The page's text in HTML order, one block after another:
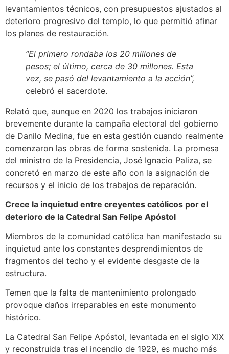
levantamientos técnicos, con presupuestos ajustados al
deterioro progresivo del templo, lo que permitió afinar
los planes de restauración.
“El primero rondaba los 20 millones de
pesos; el último, cerca de 30 millones. Esta
vez, se pasó del levantamiento a la acción”,
celebró el sacerdote.
Relató que, aunque en 2020 los trabajos iniciaron
brevemente durante la campaña electoral del gobierno
de Danilo Medina, fue en esta gestión cuando realmente
comenzaron las obras de forma sostenida. La promesa
del ministro de la Presidencia, José Ignacio Paliza, se
concretó en marzo de este año con la asignación de
recursos y el inicio de los trabajos de reparación.
Crece la inquietud entre creyentes católicos por el
deterioro de la Catedral San Felipe Apóstol
Miembros de la comunidad católica han manifestado su
inquietud ante los constantes desprendimientos de
fragmentos del techo y el evidente desgaste de la
estructura.
Temen que la falta de mantenimiento prolongado
provoque daños irreparables en este monumento
histórico.
La Catedral San Felipe Apóstol, levantada en el siglo XIX
y reconstruida tras el incendio de 1929, es mucho más